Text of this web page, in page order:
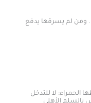
يدفع
للتدخل